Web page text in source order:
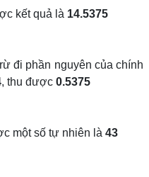
kết quả là 14.5375
đi phần nguyên của chính
, thu được 0.5375
một số tự nhiên là 43